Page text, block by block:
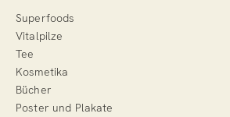
Superfoods
Vitalpilze
Tee
Kosmetika
Bücher
Poster und Plakate